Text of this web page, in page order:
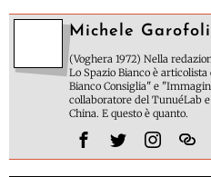
Michele Garofoli
(Voghera 1972) Nella
Lo Spazio Bianco è
Bianco Consiglia" e
collaboratore del TunuéLab
China. E questo è quanto.